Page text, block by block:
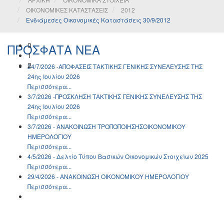
0
1
2
ΟΙΚΟΝΟΜΙΚΕΣ ΚΑΤΑΣΤΑΣΕΙΣ
2012
Ενδιάμεσες Οικονομικές Καταστάσεις 30/9/2012
ΠΡΟΣΦΑΤΑ ΝΕΑ
24/7/2026 -ΑΠΟΦΑΣΕΙΣ ΤΑΚΤΙΚΗΣ ΓΕΝΙΚΗΣ ΣΥΝΕΛΕΥΣΗΣ ΤΗΣ
24ης Ιουλίου 2026
Περισσότερα...
3/7/2026 -ΠΡΟΣΚΛΗΣΗ ΤΑΚΤΙΚΗΣ ΓΕΝΙΚΗΣ ΣΥΝΕΛΕΥΣΗΣ ΤΗΣ
24ης Ιουλίου 2026
Περισσότερα...
3/7/2026 - ΑΝΑΚΟΙΝΩΣH ΤΡΟΠΟΠΟΙΗΣΗΣΟΙΚΟΝΟΜΙΚΟΥ
ΗΜΕΡΟΛΟΓΙΟΥ
Περισσότερα...
4/5/2026 - Δελτίο Τύπου Βασικών Οικονομικών Στοιχείων 2025
Περισσότερα...
29/4/2026 - ΑΝΑΚΟΙΝΩΣH ΟΙΚΟΝΟΜΙΚΟΥ ΗΜΕΡΟΛΟΓΙΟΥ
Περισσότερα...